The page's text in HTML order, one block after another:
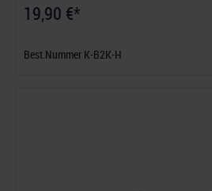
19,90 €*
Best.Nummer K-B2K-H